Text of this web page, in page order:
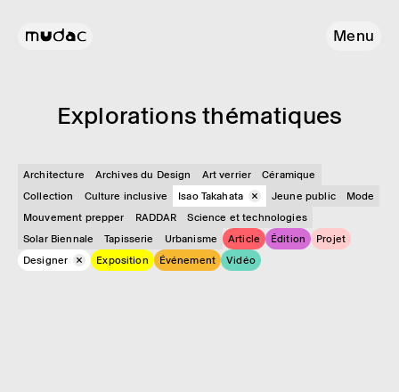
Menu
Explo­ra­tions théma­tiques
Architecture Archives du Design Art verrier
Céramique
Collection
Culture inclusive Isao Takahata Jeune public
Mode
Mouvement prepper
RADDAR
Science et technologies
Solar Biennale
Tapisserie Urbanisme Article Édition
Projet
Designer
Exposition Événement Vidéo